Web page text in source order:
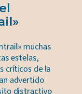
muchas
estelas,
críticos de la
advertido
distractivo